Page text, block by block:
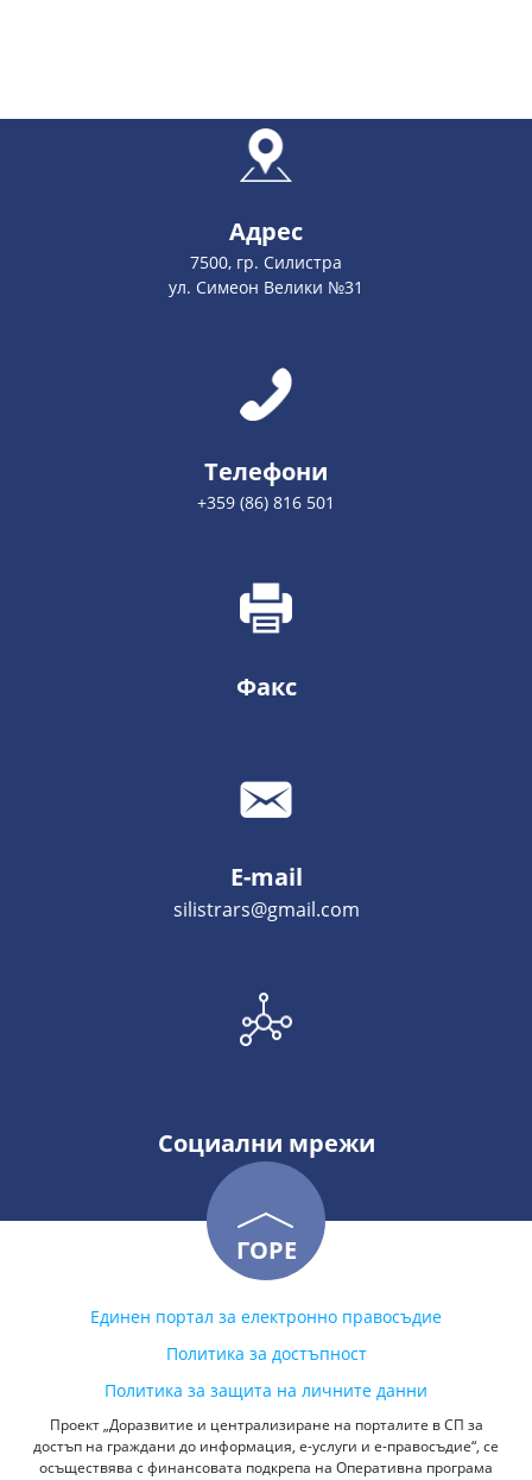
Адрес
7500, гр. Силистра
ул. Симеон Велики №31
Телефони
+359 (86) 816 501
Факс
E-mail
silistrars@gmail.com
Социални мрежи
ГОРЕ
Единен портал за електронно правосъдие
Политика за достъпност
Политика за защита на личните данни
Проект „Доразвитие и централизиране на порталите в СП за
достъп на граждани до информация, е-услуги и е-правосъдие“, се
осъществява с финансовата подкрепа на Оперативна програма